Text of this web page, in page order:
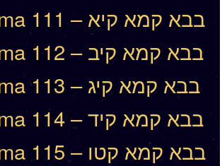
Bava Kamma 111 – בבא קמא קיא
Bava Kamma 112 – בבא קמא קיב
Bava Kamma 113 – בבא קמא קיג
Bava Kamma 114 – בבא קמא קיד
Bava Kamma 115 – בבא קמא קטו